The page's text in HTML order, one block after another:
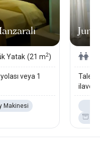
Yatak (21 m2)
veya 1
Makinesi
Talep
ilave